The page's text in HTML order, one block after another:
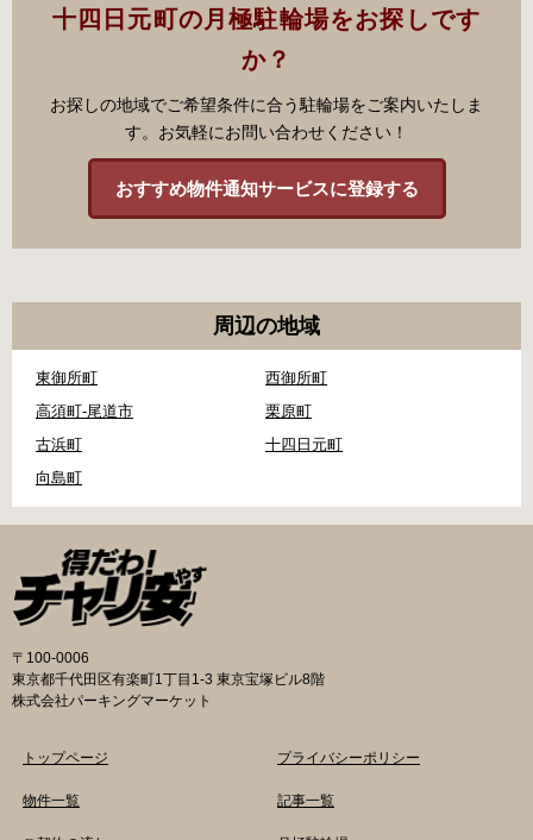
十四日元町の月極駐輪場をお探しです
か？
お探しの地域でご希望条件に合う駐輪場をご案内いたしま
す。お気軽にお問い合わせください！
おすすめ物件通知サービスに登録する
周辺の地域
東御所町
西御所町
高須町-尾道市
栗原町
古浜町
十四日元町
向島町
〒100-0006
東京都千代田区有楽町1丁目1-3 東京宝塚ビル8階
株式会社パーキングマーケット
トップページ
物件一覧
プライバシーポリシー
記事一覧